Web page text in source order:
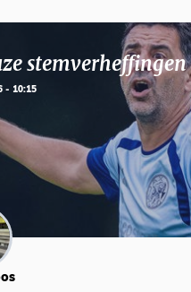
- 10:15